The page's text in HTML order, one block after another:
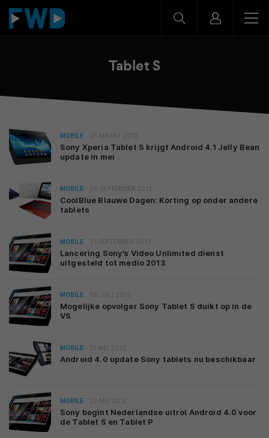
Tablet S
MOBILE 25 MAART 2013
Sony Xperia Tablet S krijgt Android 4.1 Jelly Bean
update in mei
MOBILE 24 SEPTEMBER 2012
CoolBlue Blauwe Dagen: Korting op onder andere
tablets
MOBILE 21 SEPTEMBER 2012
Lancering Sony’s Video Unlimited dienst
uitgesteld tot medio 2013
MOBILE 09 JULI 2012
Mogelijke opvolger Sony Tablet S duikt op in de
VS
MOBILE 31 MEI 2012
Android 4.0 update Sony tablets nu beschikbaar
MOBILE 23 MEI 2012
Sony begint Nederlandse uitrol Android 4.0 voor
de Tablet S en Tablet P